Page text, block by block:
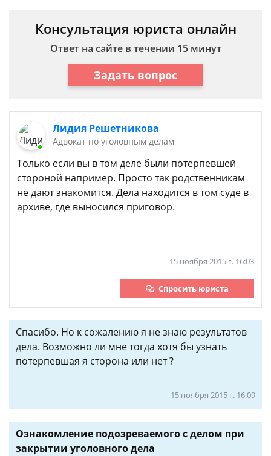
Консультация юриста онлайн
Ответ на сайте в течении 15 минут
Задать вопрос
Лидия Решетникова
Адвокат по уголовным делам
Только если вы в том деле были потерпевшей
стороной например. Просто так родственникам
не дают знакомится. Дела находится в том суде в
архиве, где выносился приговор.
15 ноября 2015 г. 16:03
Спросить юриста
Спасибо. Но к сожалению я не знаю результатов
дела. Возможно ли мне тогда хотя бы узнать
потерпевшая я сторона или нет ?
15 ноября 2015 г. 16:09
Ознакомление подозреваемого с делом при
закрытии уголовного дела